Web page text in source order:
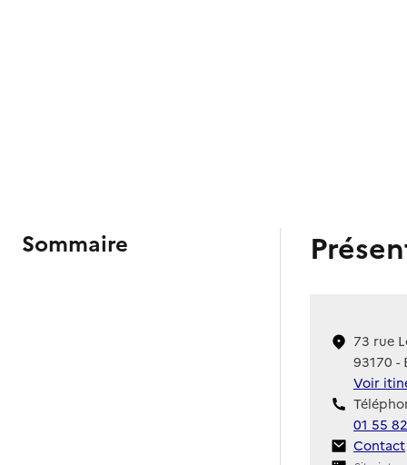
Sommaire
73 rue
93170 -
Voir
01 55
Contact
Contact